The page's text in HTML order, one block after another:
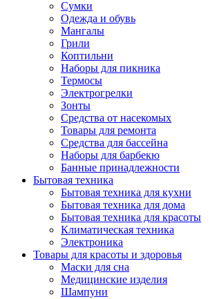
Сумки
Одежда и обувь
Мангалы
Грили
Коптильни
Наборы для пикника
Термосы
Электрогрелки
Зонты
Средства от насекомых
Товары для ремонта
Средства для бассейна
Наборы для барбекю
Банные принадлежности
Бытовая техника
Бытовая техника для кухни
Бытовая техника для дома
Бытовая техника для красоты
Климатическая техника
Электроника
Товары для красоты и здоровья
Маски для сна
Медицинские изделия
Шампуни